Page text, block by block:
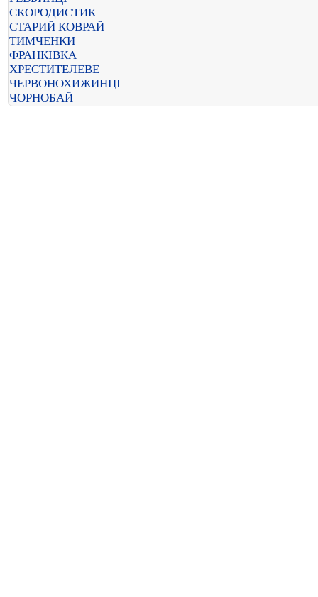
СКОРОДИСТИК
СТАРИЙ КОВРАЙ
ТИМЧЕНКИ
ФРАНКІВКА
ХРЕСТИТЕЛЕВЕ
ЧЕРВОНОХИЖИНЦІ
ЧОРНОБАЙ